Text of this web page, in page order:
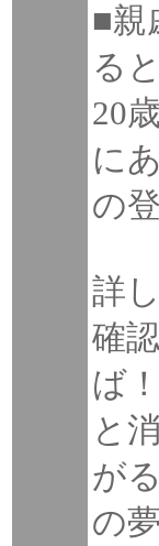
■親
る
20
に
の
詳
確
ば
と
が
の